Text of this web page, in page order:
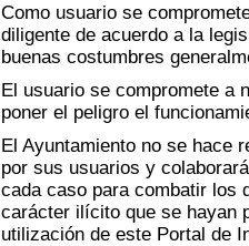
Como usuario se
diligente de acuerdo a la
buenas costumbres
El usuario se compromete a
poner el peligro el
El Ayuntamiento no se hace
por sus usuarios y
cada caso para combatir los
carácter ilícito que se hayan
utilización de este Portal de